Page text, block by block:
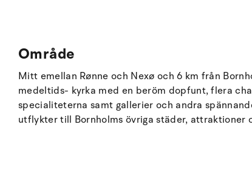
Område
Mitt emellan Rønne och Nexø och 6 km från
medeltids- kyrka med en beröm dopfunt, flera
specialiteterna samt gallerier och andra
utflykter till Bornholms övriga städer, attraktioner